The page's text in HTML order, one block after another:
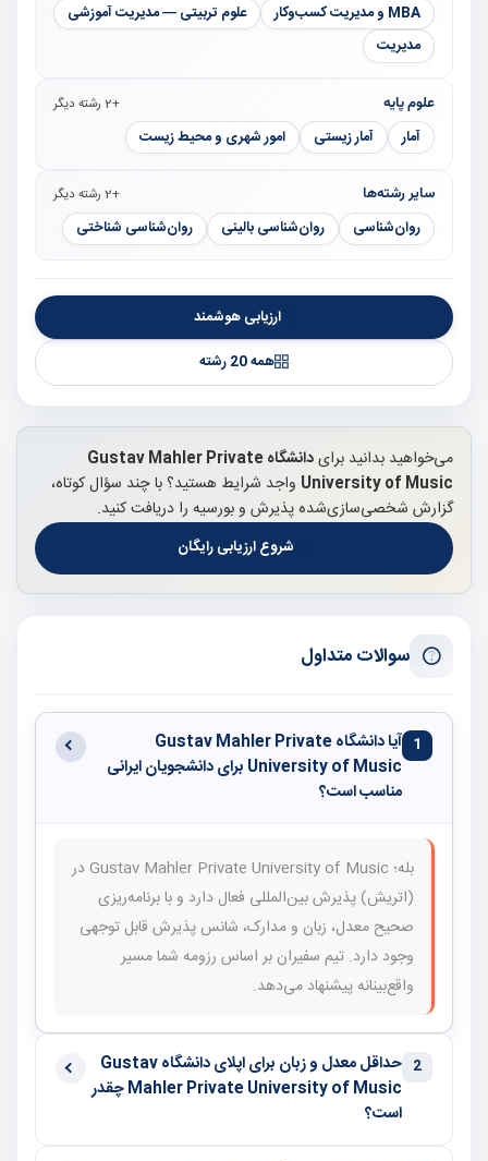
MBA و مدیریت کسب‌وکار
علوم تربیتی — مدیریت آموزشی
مدیریت
علوم پایه +2 رشته دیگر
آمار آمار زیستی امور شهری و محیط زیست
سایر رشته‌ها +2 رشته دیگر
روان‌شناسی روان‌شناسی بالینی روان‌شناسی شناختی
ارزیابی هوشمند
همه 20 رشته
می‌خواهید بدانید برای
دانشگاه Gustav Mahler Private
University of Music واجد شرایط هستید؟ با چند سؤال کوتاه،
گزارش شخصی‌سازی‌شده پذیرش و بورسیه را دریافت کنید.
شروع ارزیابی رایگان
سوالات متداول
1
آیا دانشگاه Gustav Mahler Private
University of Music برای دانشجویان ایرانی
مناسب است؟
بله؛ Gustav Mahler Private University of Music در
(اتریش) پذیرش بین‌المللی فعال دارد و با برنامه‌ریزی
صحیح معدل، زبان و مدارک، شانس پذیرش قابل توجهی
وجود دارد. تیم سفیران بر اساس رزومه شما مسیر
واقع‌بینانه پیشنهاد می‌دهد.
2
حداقل معدل و زبان برای اپلای دانشگاه Gustav
Mahler Private University of Music چقدر
است؟